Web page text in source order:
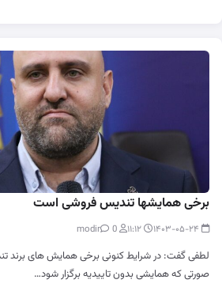
برخی همایشها تندیس فروشی است
0
لطفی گفت: در شرایط کنونی برخی همایش های برند
صورتی که همایشی بدون تاییدیه برگزار شود…